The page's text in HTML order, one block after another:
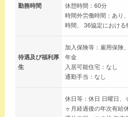
勤務時間
休憩時間：60分
時間外労働時間：あり
時間、 36協定における
待遇及び福利厚
生
加入保険等：雇用保険
年金
入居可能住宅：なし
通勤手当：なし
休日等：休日 日曜日、
ヶ月経過後の年次有給